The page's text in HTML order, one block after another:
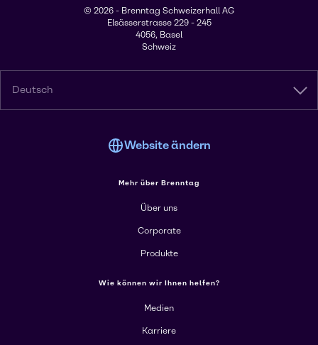
© 2026 - Brenntag Schweizerhall AG
Elsässerstrasse 229 - 245
4056, Basel
Schweiz
Deutsch
Website ändern
Mehr über Brenntag
Über uns
Corporate
Produkte
Wie können wir Ihnen helfen?
Medien
Karriere